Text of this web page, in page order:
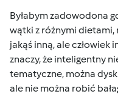
Byłabym zadowodona
wątki z różnymi dietami,
jakąś inną, ale człowiek
znaczy, że inteligentny
tematyczne, można
ale nie można robić